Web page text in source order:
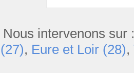
Nous intervenons sur :
(27), Eure et Loir (28),